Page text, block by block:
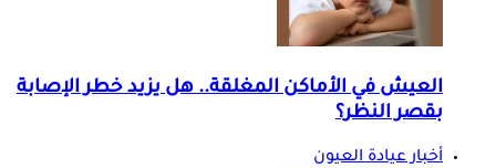
العيش في الأماكن المغلقة.. هل يزيد خطر الإصابة
بقصر النظر؟
أخبار عيادة العيون